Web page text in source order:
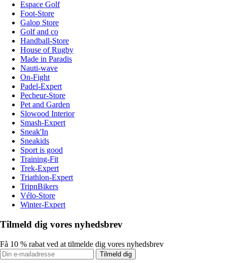
Espace Golf
Foot-Store
Galop Store
Golf and co
Handball-Store
House of Rugby
Made in Paradis
Nauti-wave
On-Fight
Padel-Expert
Pecheur-Store
Pet and Garden
Slowood Interior
Smash-Expert
Sneak'In
Sneakids
Sport is good
Training-Fit
Trek-Expert
Triathlon-Expert
TripnBikers
Vélo-Store
Winter-Expert
Tilmeld dig vores nyhedsbrev
Få 10 % rabat ved at tilmelde dig vores nyhedsbrev
Tilmeld dig